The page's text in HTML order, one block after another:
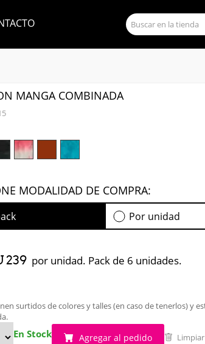
MANGA COMBINADA
MODALIDAD DE COMPRA:
Por unidad
239 por unidad. Pack de 6 unidades.
surtidos de colores y talles (en caso de tenerlos) y
En Stock Agregar al pedido Limpiar